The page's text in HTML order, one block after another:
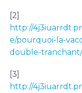
[2]
http://
e/pourquoi-la-
double-tranchant/
[3]
http://